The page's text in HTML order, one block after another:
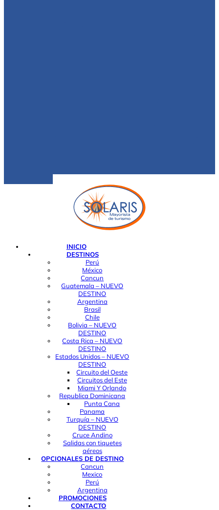
INICIO
DESTINOS
Perú
México
Cancun
Guatemala – NUEVO
DESTINO
Argentina
Brasil
Chile
Bolivia – NUEVO
DESTINO
Costa Rica – NUEVO
DESTINO
Estados Unidos – NUEVO
DESTINO
Circuito del Oeste
Circuitos del Este
Miami Y Orlando
Republica Dominicana
Punta Cana
Panama
Turquía – NUEVO
DESTINO
Cruce Andino
Salidas con tiquetes
aéreos
OPCIONALES DE DESTINO
Cancun
Mexico
Perú
Argentina
PROMOCIONES
CONTACTO